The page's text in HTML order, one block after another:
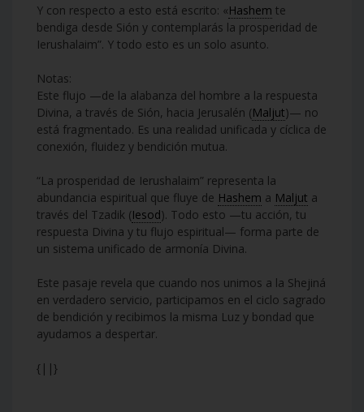
Y con respecto a esto está escrito: «Hashem te
bendiga desde Sión y contemplarás la prosperidad de
Ierushalaim”. Y todo esto es un solo asunto.
Notas:
Este flujo —de la alabanza del hombre a la respuesta
Divina, a través de Sión, hacia Jerusalén (Maljut)— no
está fragmentado. Es una realidad unificada y cíclica de
conexión, fluidez y bendición mutua.
“La prosperidad de Ierushalaim” representa la
abundancia espiritual que fluye de Hashem a Maljut a
través del Tzadik (Iesod). Todo esto —tu acción, tu
respuesta Divina y tu flujo espiritual— forma parte de
un sistema unificado de armonía Divina.
Este pasaje revela que cuando nos unimos a la Shejiná
en verdadero servicio, participamos en el ciclo sagrado
de bendición y recibimos la misma Luz y bondad que
ayudamos a despertar.
{||}